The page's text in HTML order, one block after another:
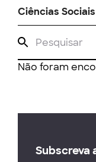
Ciências Sociais
Não foram
Subscreva